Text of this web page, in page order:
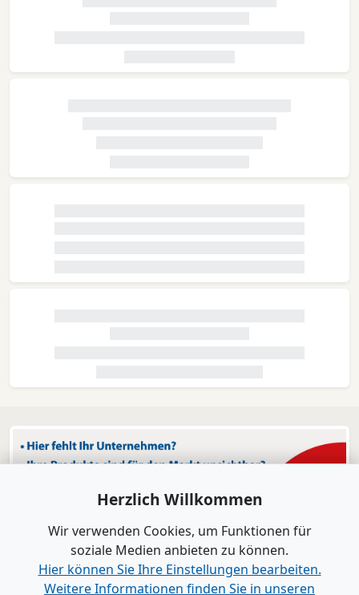
Herzlich Willkommen
Wir verwenden Cookies, um Funktionen für
soziale Medien anbieten zu können.
Hier können Sie Ihre Einstellungen bearbeiten.
Weitere Informationen finden Sie in unseren